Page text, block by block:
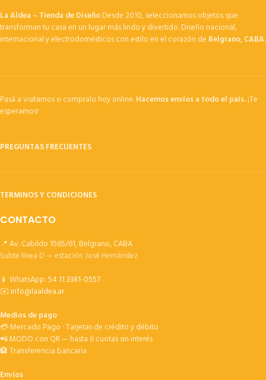
La Aldea – Tienda de DiseñoDesde 2010, seleccionamos objetos que
transforman tu casa en un lugar más lindo y divertido. Diseño nacional,
internacional y electrodomésticos con estilo en el corazón de Belgrano, CABA.
Pasá a visitarnos o compralo hoy online.Hacemos envíos a todo el país.¡Te
esperamos!
PREGUNTAS FRECUENTES
TERMINOS Y CONDICIONES
CONTACTO
📍 Av. Cabildo 1565/61, Belgrano, CABA
Subte línea D — estación José Hernández
📱 WhatsApp:54 11 3381-0557
✉️info@laaldea.ar
Medios de pago
💳 Mercado Pago · Tarjetas de crédito y débito
📲 MODO con QR — hasta 6 cuotas sin interés
🏦 Transferencia bancaria
Envíos